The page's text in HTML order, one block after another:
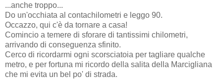
...anche troppo...
Do un'occhiata al contachilometri e leggo 90.
Occazzo, qui c'è da tornare a casa!
Comincio a temere di sforare di tantissimi chilometri,
arrivando di conseguenza sfinito.
Cerco di ricordarmi ogni scorsciatoia per tagliare qualche
metro, e per fortuna mi ricordo della salita della Marcigliana
che mi evita un bel po' di strada.